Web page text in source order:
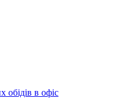
обідів в офіс